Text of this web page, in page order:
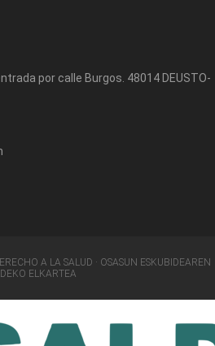
por calle Burgos. 48014 DEUSTO-
A LA SALUD · OSASUN ESKUBIDEAREN
ELKARTEA